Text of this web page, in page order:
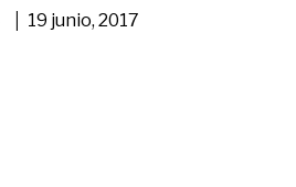
| 19 junio, 2017